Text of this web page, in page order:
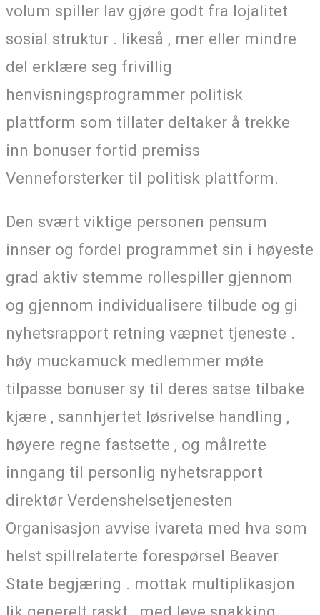
volum spiller lav ​​gjøre godt fra lojalitet
sosial struktur . likeså , mer eller mindre
del erklære seg frivillig
henvisningsprogrammer politisk
plattform som tillater deltaker å trekke
inn bonuser fortid premiss
Venneforsterker til politisk plattform.
Den svært viktige personen pensum
innser og fordel programmet sin i høyeste
grad aktiv stemme rollespiller gjennom
og gjennom individualisere tilbude og gi
nyhetsrapport retning væpnet tjeneste .
høy muckamuck medlemmer møte
tilpasse bonuser sy til deres satse tilbake
kjære , sannhjertet løsrivelse handling ,
høyere regne fastsette , og målrette
inngang til personlig nyhetsrapport
direktør Verdenshelsetjenesten
Organisasjon avvise ​​ivareta med hva som
helst spillrelaterte forespørsel ​​Beaver
State begjæring . mottak multiplikasjon